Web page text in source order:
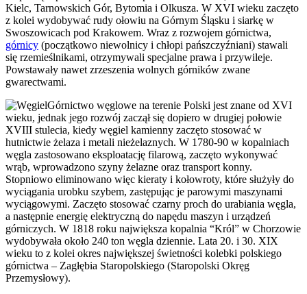
Kielc, Tarnowskich Gór, Bytomia i Olkusza. W XVI wieku zaczęto
z kolei wydobywać rudy ołowiu na Górnym Śląsku i siarkę w
Swoszowicach pod Krakowem. Wraz z rozwojem górnictwa,
górnicy (początkowo niewolnicy i chłopi pańszczyźniani) stawali
się rzemieślnikami, otrzymywali specjalne prawa i przywileje.
Powstawały nawet zrzeszenia wolnych górników zwane
gwarectwami.
Górnictwo węglowe na terenie Polski jest znane od XVI
wieku, jednak jego rozwój zaczął się dopiero w drugiej połowie
XVIII stulecia, kiedy węgiel kamienny zaczęto stosować w
hutnictwie żelaza i metali nieżelaznych. W 1780-90 w kopalniach
węgla zastosowano eksploatację filarową, zaczęto wykonywać
wrąb, wprowadzono szyny żelazne oraz transport konny.
Stopniowo eliminowano więc kieraty i kołowroty, które służyły do
wyciągania urobku szybem, zastępując je parowymi maszynami
wyciągowymi. Zaczęto stosować czarny proch do urabiania węgla,
a następnie energię elektryczną do napędu maszyn i urządzeń
górniczych. W 1818 roku największa kopalnia “Król” w Chorzowie
wydobywała około 240 ton węgla dziennie. Lata 20. i 30. XIX
wieku to z kolei okres największej świetności kolebki polskiego
górnictwa – Zagłębia Staropolskiego (Staropolski Okręg
Przemysłowy).